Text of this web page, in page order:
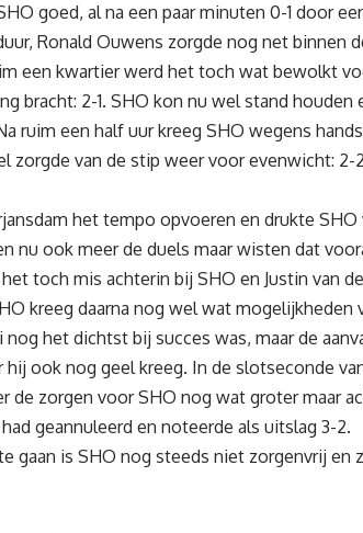
goed, al na een paar minuten 0-1 door
Ronald Ouwens zorgde nog net binnen
een kwartier werd het toch wat bewolkt
bracht: 2-1. SHO kon nu wel stand
ruim een half uur kreeg SHO wegens
zorgde van de stip weer voor evenwicht:
het tempo opvoeren en drukte
nu ook meer de duels maar wisten dat
toch mis achterin bij SHO en Justin van
kreeg daarna nog wel wat
nog het dichtst bij succes was, maar de
ook nog geel kreeg. In de slotseconde
de zorgen voor SHO nog wat groter maar
geannuleerd en noteerde als uitslag 3-2.
gaan is SHO nog steeds niet zorgenvrij en